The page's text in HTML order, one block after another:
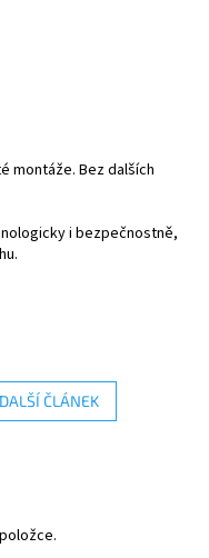
montáže. Bez dalších
i bezpečnostně,
DALŠÍ ČLÁNEK